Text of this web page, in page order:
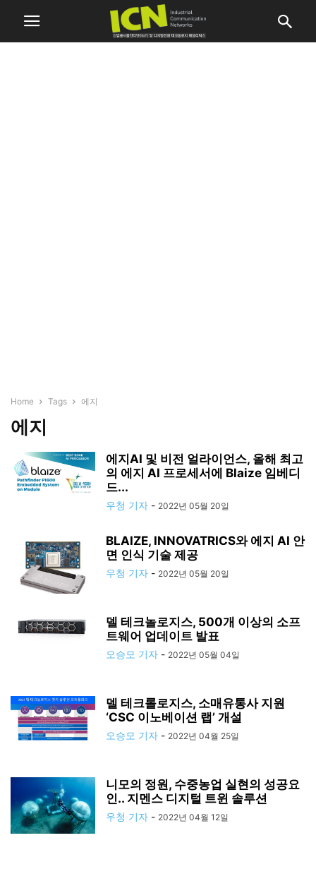
Home Tags 에지
에지
에지AI 및 비전 얼라이언스, 올해 최고
의 에지 AI 프로세서에 Blaize 임베디
드...
우청 기자 - 2022년 05월 20일
BLAIZE, INNOVATRICS와 에지 AI 안
면 인식 기술 제공
우청 기자 - 2022년 05월 20일
델 테크놀로지스, 500개 이상의 소프
트웨어 업데이트 발표
오승모 기자 - 2022년 05월 04일
델 테크롤로지스, 소매유통사 지원
‘CSC 이노베이션 랩’ 개설
오승모 기자 - 2022년 04월 25일
니모의 정원, 수중농업 실현의 성공요
인.. 지멘스 디지털 트윈 솔루션
우청 기자 - 2022년 04월 12일